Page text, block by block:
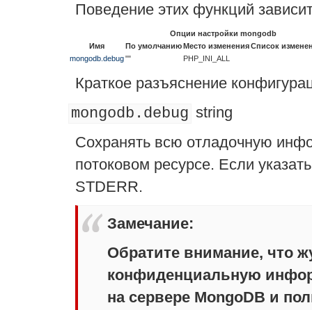
Поведение этих функций
Опции настройки mongodb
Имя
По умолчаниюМесто измененияСписок
mongodb.debug"" PHP_INI_ALL
Краткое разъяснение
mongodb.debug string
Сохранять всю отладочную
потоковом ресурсе. Если
STDERR.
Замечание:
Обратите внимание, что
конфиденциальную
на сервере MongoDB и